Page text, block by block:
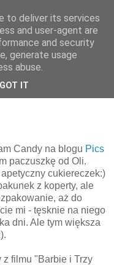
Candy na blogu Pics
paczuszkę od Oli.
cukiereczek:)
z koperty, ale
aż do
mi - tęsknie na niego
dni. Ale tym większa
z filmu "Barbie i Trzy
to deliver its services
and user-agent are
and security
generate usage
abuse.
GOT IT